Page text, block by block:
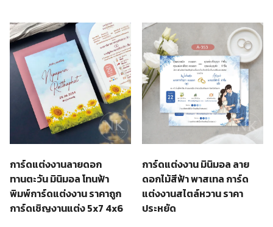
การ์ดแต่งงานลายดอก
ทานตะวัน มินิมอล โทนฟ้า
พิมพ์การ์ดแต่งงาน ราคาถูก
การ์ดเชิญงานแต่ง 5x7 4x6
การ์ดแต่งงาน มินิมอล ลาย
ดอกไม้สีฟ้า พาสเทล การ์ด
แต่งงานสไตล์หวาน ราคา
ประหยัด